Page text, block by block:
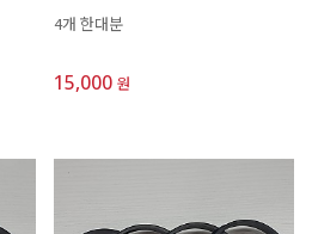
4개 한대분
15,000 원